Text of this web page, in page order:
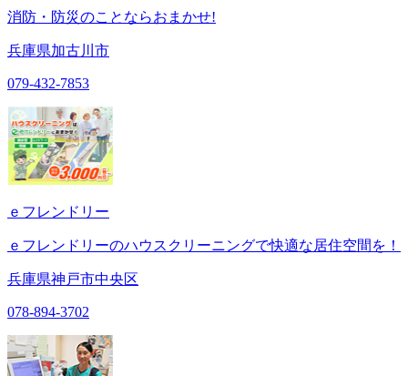
消防・防災のことならおまかせ!
兵庫県加古川市
079-432-7853
ｅフレンドリー
ｅフレンドリーのハウスクリーニングで快適な居住空間を！
兵庫県神戸市中央区
078-894-3702